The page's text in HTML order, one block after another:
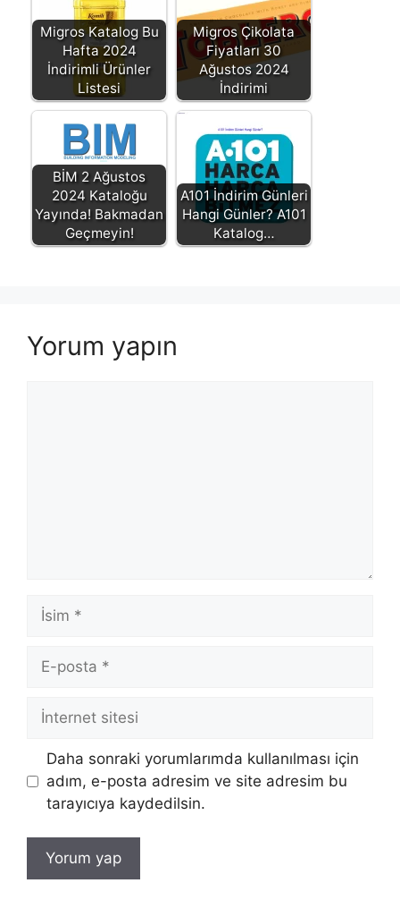
Migros Katalog Bu
Hafta 2024
İndirimli Ürünler
Listesi
Migros Çikolata
Fiyatları 30
Ağustos 2024
İndirimi
BİM 2 Ağustos
2024 Kataloğu
Yayında! Bakmadan
Geçmeyin!
A101 İndirim Günleri
Hangi Günler? A101
Katalog…
Yorum yapın
İsim
posta
İnternet
sitesi
Daha sonraki yorumlarımda kullanılması için
adım, e-posta adresim ve site adresim bu
tarayıcıya kaydedilsin.